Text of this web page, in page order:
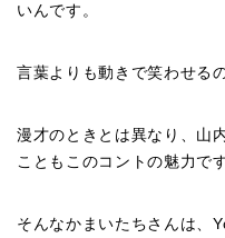
いんです。
言葉よりも動きで笑わせる
漫才のときとは異なり、山
こともこのコントの魅力です
そんなかまいたちさんは、